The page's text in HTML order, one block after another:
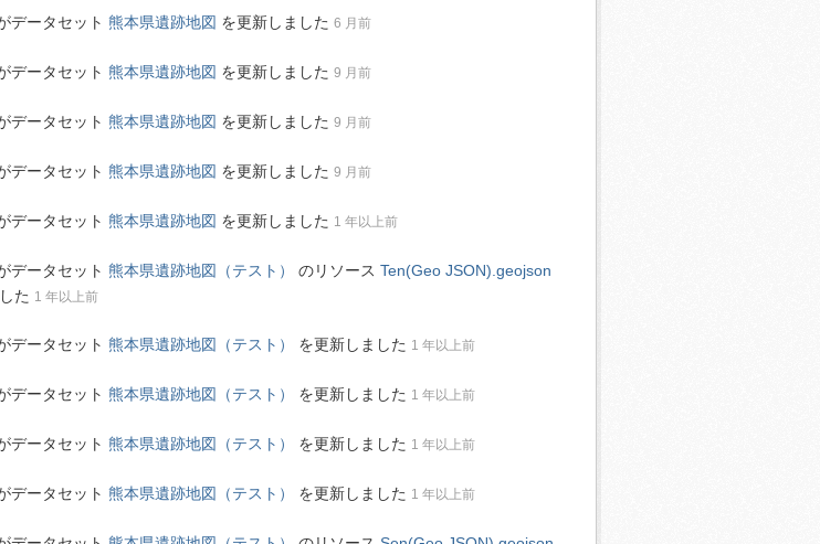
データセット 熊本県遺跡地図 を更新しました 6 月前
データセット 熊本県遺跡地図 を更新しました 9 月前
データセット 熊本県遺跡地図 を更新しました 9 月前
データセット 熊本県遺跡地図 を更新しました 9 月前
データセット 熊本県遺跡地図 を更新しました 1 年以上前
データセット 熊本県遺跡地図（テスト） のリソース Ten(Geo JSON).geojson
た 1 年以上前
データセット 熊本県遺跡地図（テスト） を更新しました 1 年以上前
データセット 熊本県遺跡地図（テスト） を更新しました 1 年以上前
データセット 熊本県遺跡地図（テスト） を更新しました 1 年以上前
データセット 熊本県遺跡地図（テスト） を更新しました 1 年以上前